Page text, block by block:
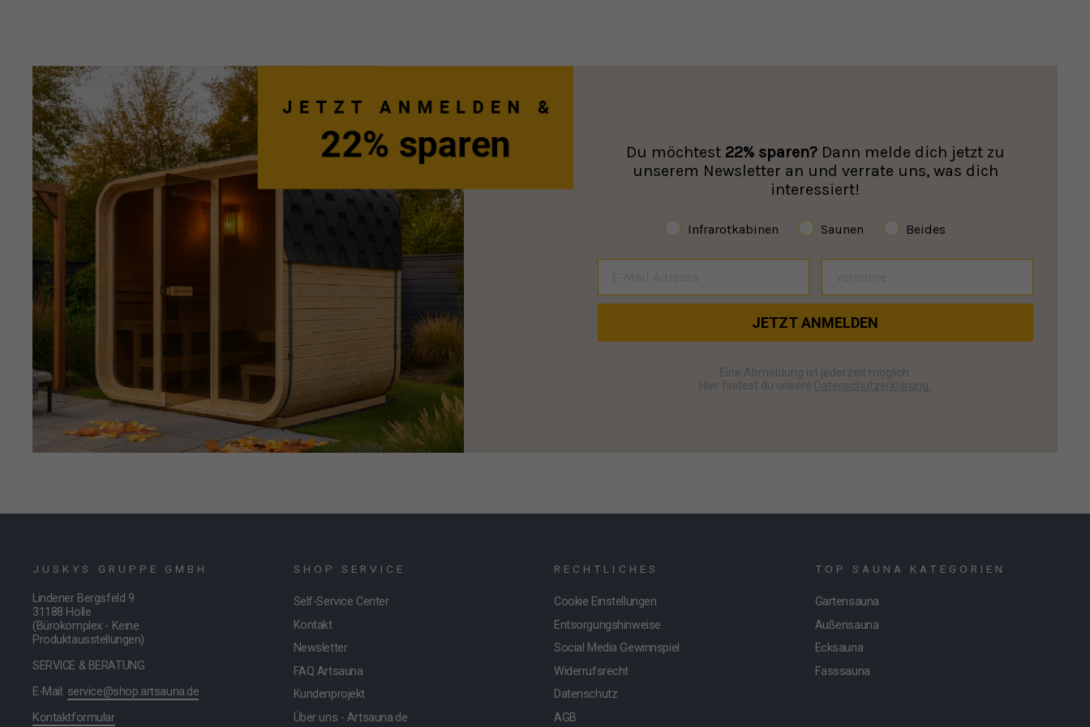
Du möchtest 22% sparen?Dann melde dich jetzt zu
unserem Newsletter an und verrate uns, was dich
interessiert!
Infrarotkabinen Saunen Beides
JETZT ANMELDEN
Eine Abmeldung ist jederzeit möglich.
Hier findest du unsere Datenschutzerklärung.
JUSKYS GRUPPE GMBH
Lindener Bergsfeld 9
31188 Holle
(Bürokomplex - Keine
Produktausstellungen)
SERVICE & BERATUNG
E-Mail: service@shop.artsauna.de
Kontaktformular
SHOP SERVICE
Self-Service Center
Kontakt
Newsletter
FAQ Artsauna
Kundenprojekt
Über uns - Artsauna.de
RECHTLICHES
Cookie Einstellungen
Entsorgungshinweise
Social Media Gewinnspiel
Widerrufsrecht
Datenschutz
AGB
TOP SAUNA KATEGORIEN
Gartensauna
Außensauna
Ecksauna
Fasssauna